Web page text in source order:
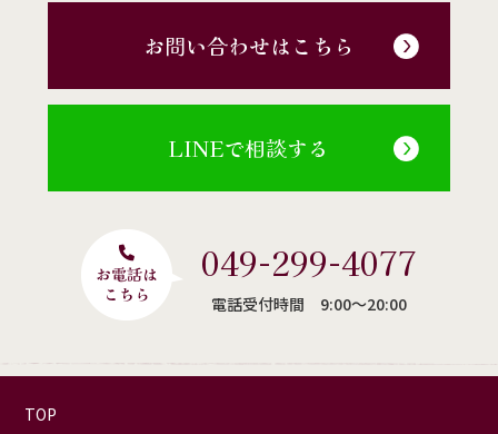
お問い合わせはこちら
LINEで相談する
049-299-4077
電話受付時間 9:00〜20:00
TOP